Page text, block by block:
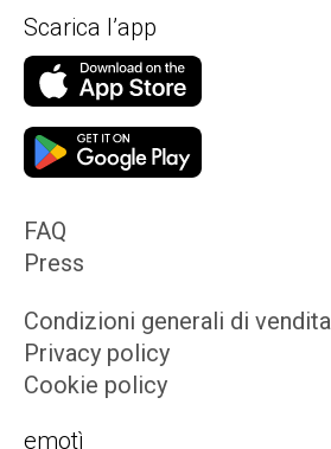
Scarica l’app
FAQ
Press
Condizioni generali di vendita
Privacy policy
Cookie policy
emotì